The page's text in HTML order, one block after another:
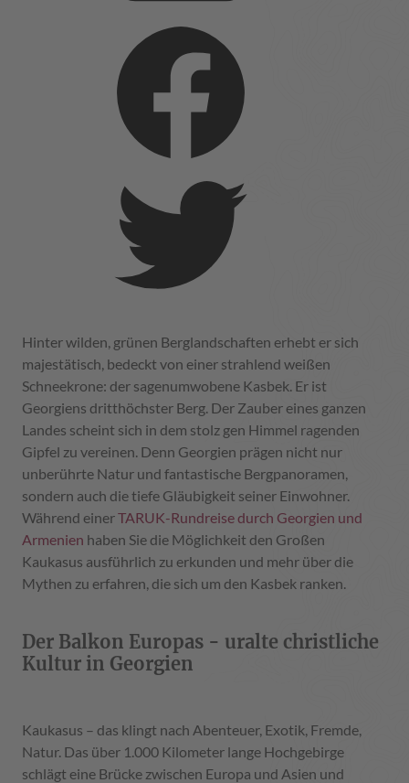
Hinter wilden, grünen Berglandschaften erhebt er sich
majestätisch, bedeckt von einer strahlend weißen
Schneekrone: der sagenumwobene Kasbek. Er ist
Georgiens dritthöchster Berg. Der Zauber eines ganzen
Landes scheint sich in dem stolz gen Himmel ragenden
Gipfel zu vereinen. Denn Georgien prägen nicht nur
unberührte Natur und fantastische Bergpanoramen,
sondern auch die tiefe Gläubigkeit seiner Einwohner.
Während einerTARUK-Rundreise durch Georgien und
Armenien haben Sie die Möglichkeit den Großen
Kaukasus ausführlich zu erkunden und mehr über die
Mythen zu erfahren, die sich um den Kasbek ranken.
Der Balkon Europas - uralte christliche
Kultur in Georgien
Kaukasus – das klingt nach Abenteuer, Exotik, Fremde,
Natur. Das über 1.000 Kilometer lange Hochgebirge
schlägt eine Brücke zwischen Europa und Asien und